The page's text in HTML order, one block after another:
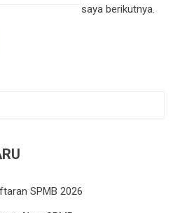
saya berikutnya.
SPMB 2026